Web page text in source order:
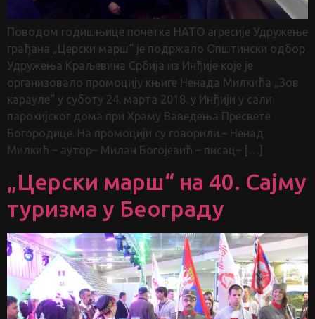
Поводом годишњице почетка НАТО агресије Удружење
грађана „Церски марш“ је подржало Општински одбор
Удружења Краљевина Србија из Инђије које је
организовало промоцију књиге Ненада Милкића „Зов
карауле“ у суботу 24. марта 2018. у Инђији у сали
парохијског дома при Храму Ваведења Пресвете
Богородице. На промоцији су говорили:– Ненад
Милкић – аутор– Милан Богојевић – писац– […]
„Церски марш“ на 40. Сајму
туризма у Београду